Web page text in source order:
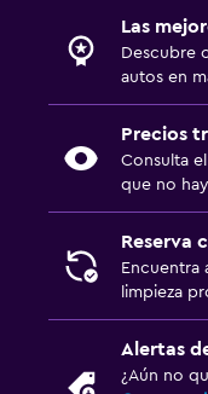
Las
Descubre
autos en
Precios
Consulta
que no
Reserva
Encuentra
limpieza
Alertas
¿Aún no